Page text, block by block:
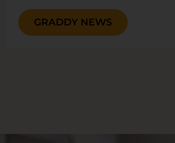
GRADDY NEWS